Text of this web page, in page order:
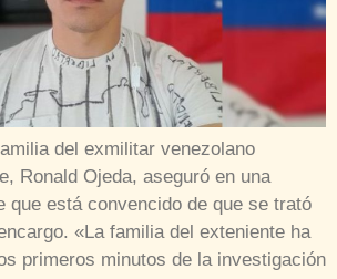
del exmilitar venezolano
Ronald Ojeda, aseguró en una
que está convencido de que se trató
«La familia del exteniente ha
primeros minutos de la investigación